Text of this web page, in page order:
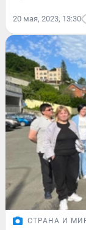
20 мая, 2023, 13:30
СТРАНА И